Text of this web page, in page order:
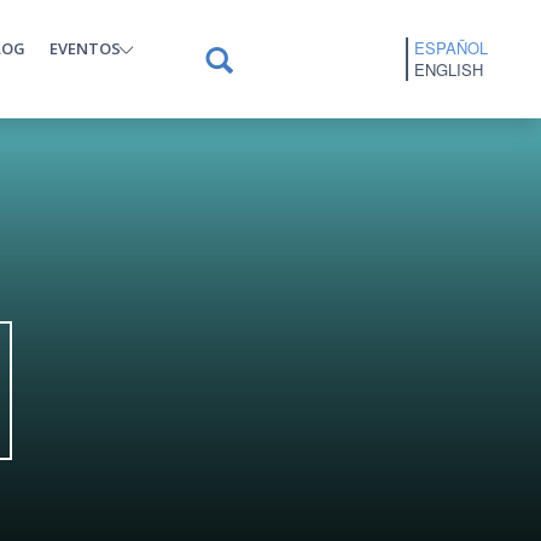
EVENTOS
ESPAÑOL
ENGLISH